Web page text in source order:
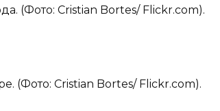
(Фото: Cristian Bortes/ Flickr.com).
(Фото: Cristian Bortes/ Flickr.com).